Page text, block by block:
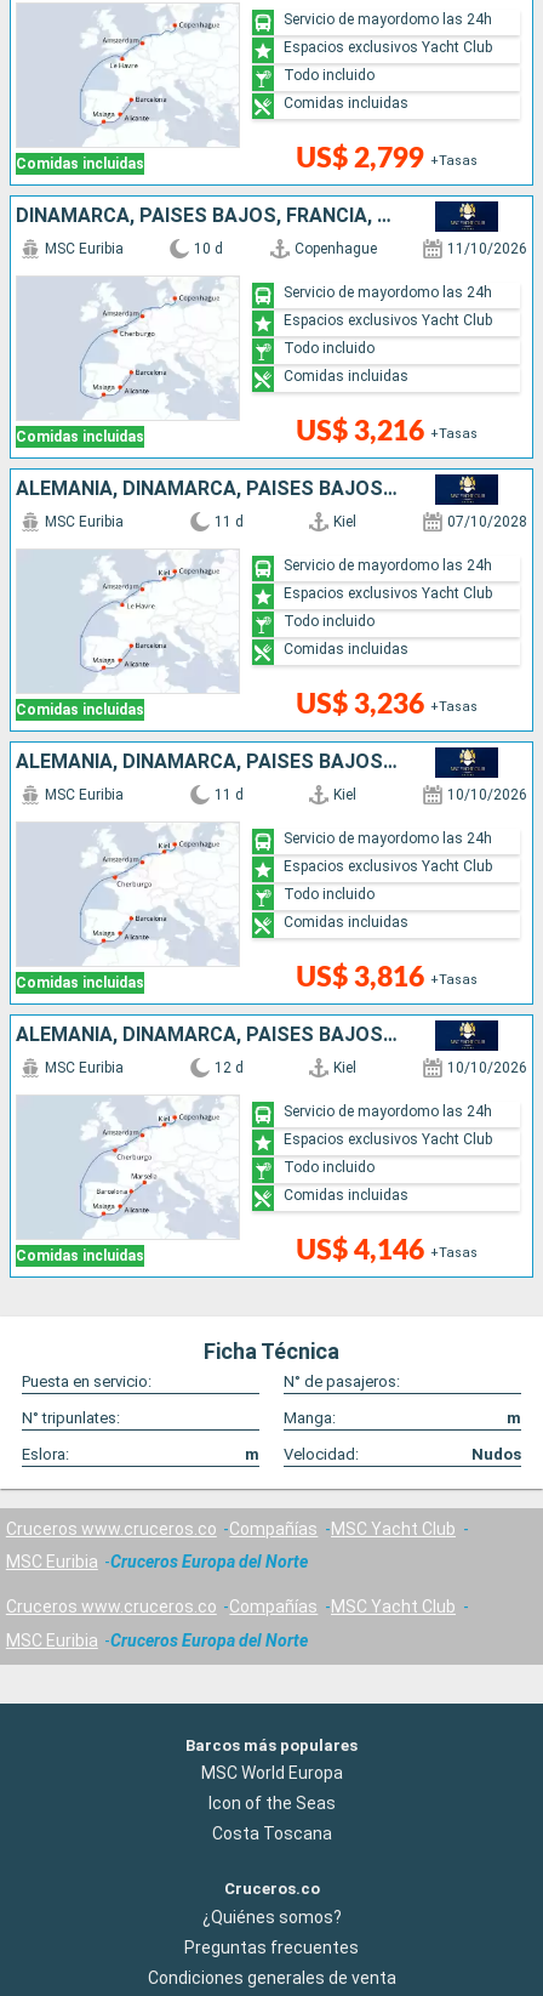
Comidas incluidas US$ 2,799 +Tasas
Servicio de mayordomo las 24h
Espacios exclusivos Yacht Club
Todo incluido
Comidas incluidas
DINAMARCA, PAISES BAJOS, FRANCIA, ESPAÑA
Comidas incluidas
MSC Euribia 10 d Copenhague 11/10/2026
US$ 3,216 +Tasas
Servicio de mayordomo las 24h
Espacios exclusivos Yacht Club
Todo incluido
Comidas incluidas
ALEMANIA, DINAMARCA, PAISES BAJOS, FRANCIA, ESPAÑA
Comidas incluidas
MSC Euribia 11 d Kiel 07/10/2028
US$ 3,236 +Tasas
Servicio de mayordomo las 24h
Espacios exclusivos Yacht Club
Todo incluido
Comidas incluidas
ALEMANIA, DINAMARCA, PAISES BAJOS, FRANCIA, ESPAÑA
Comidas incluidas
MSC Euribia 11 d Kiel 10/10/2026
US$ 3,816 +Tasas
Servicio de mayordomo las 24h
Espacios exclusivos Yacht Club
Todo incluido
Comidas incluidas
ALEMANIA, DINAMARCA, PAISES BAJOS, FRANCIA, ESPAÑA
Comidas incluidas
MSC Euribia 12 d Kiel 10/10/2026
US$ 4,146 +Tasas
Servicio de mayordomo las 24h
Espacios exclusivos Yacht Club
Todo incluido
Comidas incluidas
Ficha Técnica
Puesta en servicio:
N° de pasajeros:
N° tripunlates:
Manga:
m
Eslora:
m Velocidad: Nudos
Cruceros www.cruceros.co Compañías
MSC Yacht Club
MSC Euribia
Cruceros Europa del Norte
Cruceros www.cruceros.co Compañías
MSC Yacht Club
MSC Euribia
Cruceros Europa del Norte
Barcos más populares
MSC World Europa
Icon of the Seas
Costa Toscana
Cruceros.co
¿Quiénes somos?
Preguntas frecuentes
Condiciones generales de venta